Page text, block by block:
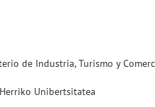
de Industria, Turismo y
Unibertsitatea